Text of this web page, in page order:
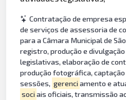
Contratação de empresa
de serviços de assessoria de
para a Câmara Municipal de
registro, produção e
legislativas, elaboração de
produção fotográfica, captação
sessões, gerenciamento e
sociais oficiais, transmissão